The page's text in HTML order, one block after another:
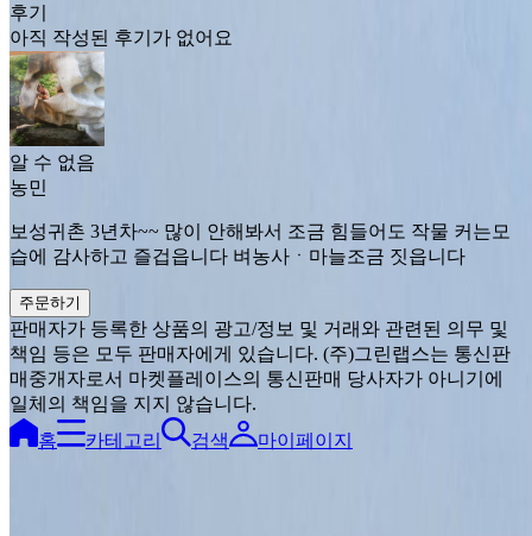
후기
아직 작성된 후기가 없어요
알 수 없음
농민
보성귀촌 3년차~~ 많이 안해봐서 조금 힘들어도 작물 커는모
습에 감사하고 즐겁읍니다 벼농사ㆍ마늘조금 짓읍니다
주문하기
판매자가 등록한 상품의 광고/정보 및 거래와 관련된 의무 및
책임 등은 모두 판매자에게 있습니다. (주)그린랩스는 통신판
매중개자로서 마켓플레이스의 통신판매 당사자가 아니기에
일체의 책임을 지지 않습니다.
홈
카테고리 검색 마이페이지